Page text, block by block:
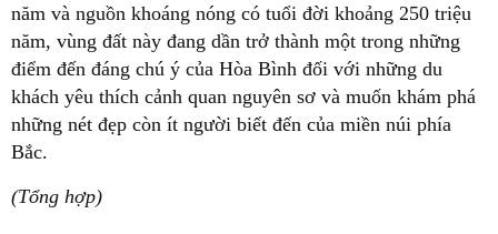
năm và nguồn khoáng nóng có tuổi đời khoảng 250 triệu
năm, vùng đất này đang dần trở thành một trong những
điểm đến đáng chú ý của Hòa Bình đối với những du
khách yêu thích cảnh quan nguyên sơ và muốn khám phá
những nét đẹp còn ít người biết đến của miền núi phía
Bắc.
(Tổng hợp)